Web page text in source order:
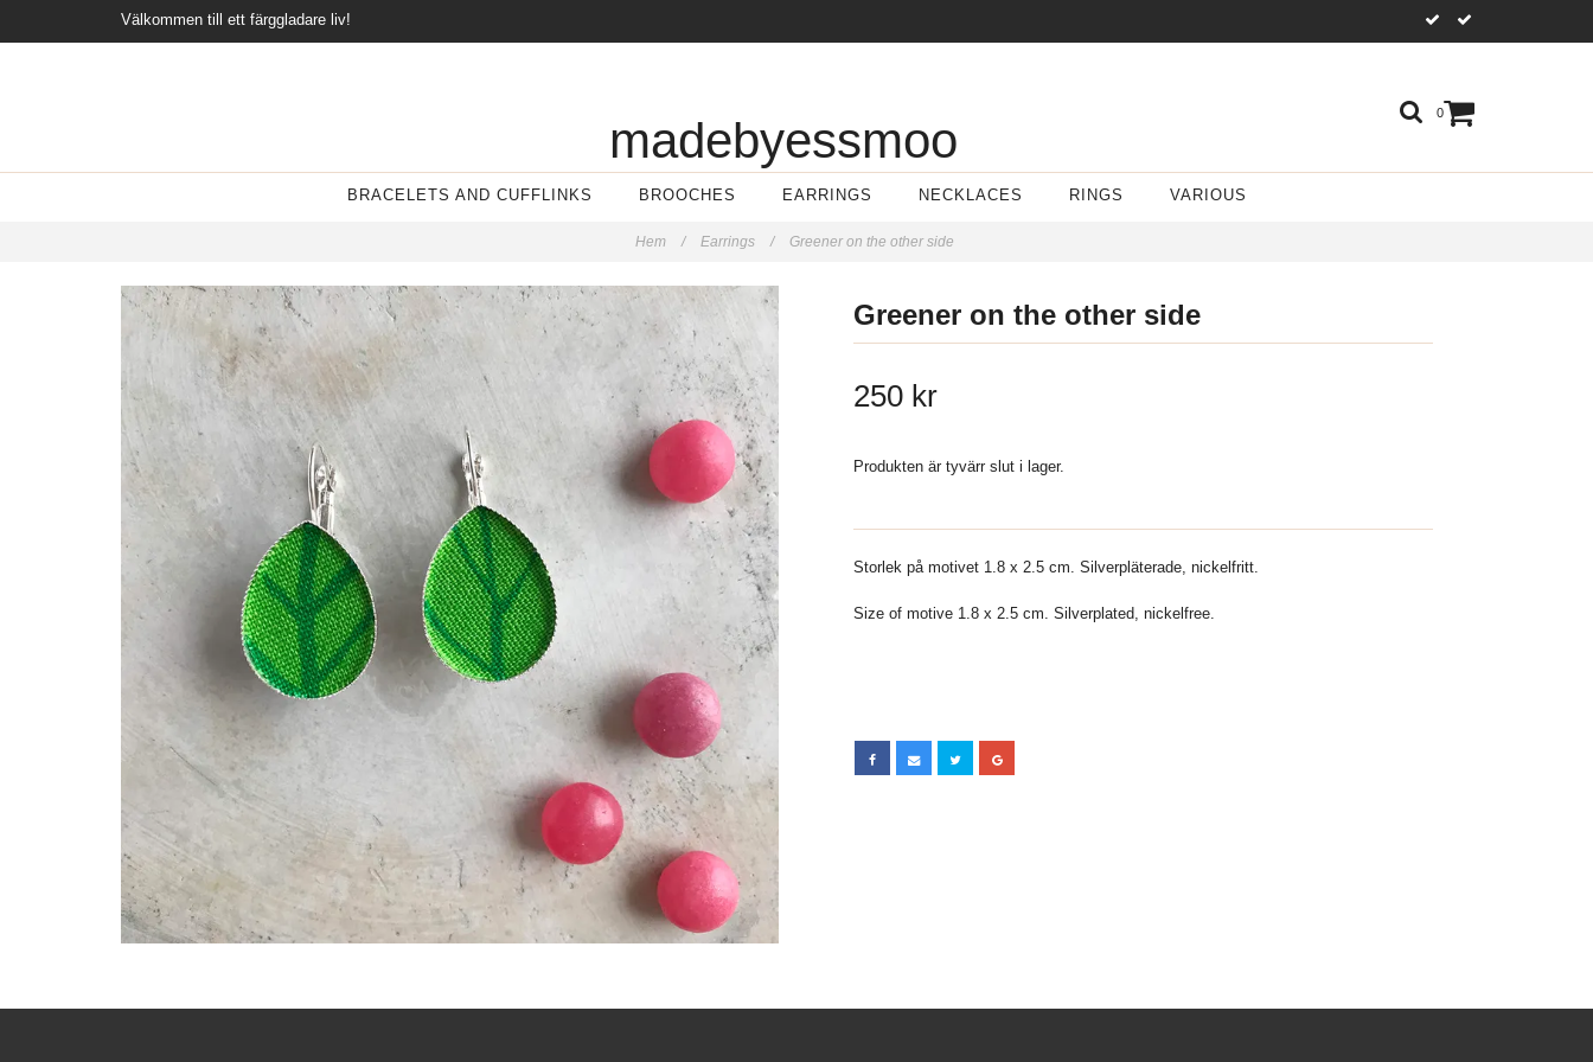
Välkommen till ett färggladare liv!
0
madebyessmoo
BRACELETS AND CUFFLINKS BROOCHES EARRINGS NECKLACES RINGS VARIOUS
Hem / Earrings / Greener on the other side
Greener on the other side
250 kr
Produkten är tyvärr slut i lager.
Storlek på motivet 1.8 x 2.5 cm. Silverpläterade, nickelfritt.
Size of motive 1.8 x 2.5 cm. Silverplated, nickelfree.